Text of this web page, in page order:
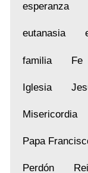
esperanza
eutanasia
familia Fe
Iglesia
Misericordia
Papa
Perdón